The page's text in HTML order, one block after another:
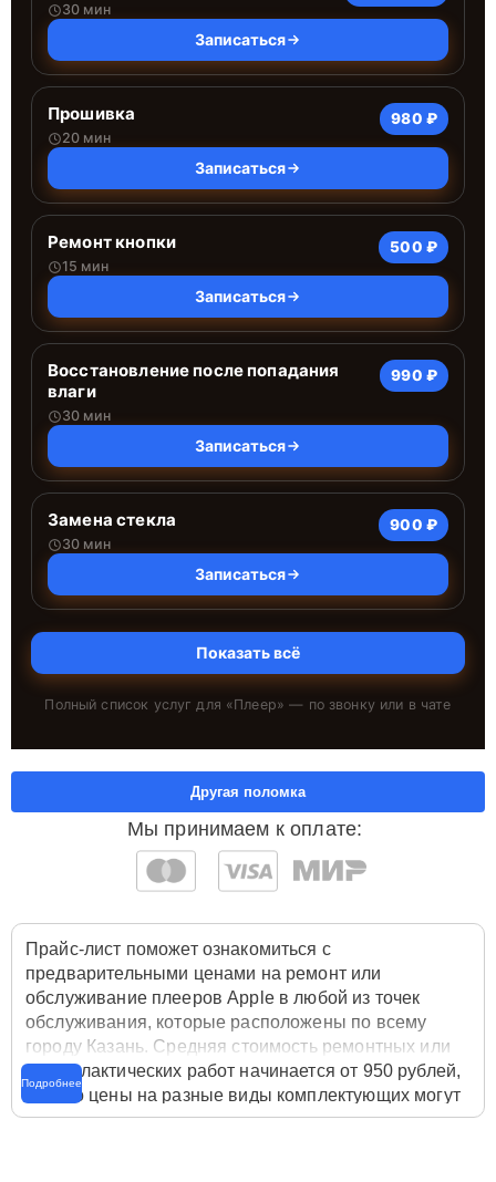
30 мин
Записаться
Прошивка
20 мин
980 ₽
Записаться
Ремонт кнопки
15 мин
500 ₽
Записаться
Восстановление после попадания
влаги
30 мин
990 ₽
Записаться
Замена стекла
30 мин
900 ₽
Записаться
Показать всё
Полный список услуг для «Плеер» — по звонку или в чате
Мы принимаем к оплате:
Другая поломка
Прайс-лист поможет ознакомиться с
предварительными ценами на ремонт или
обслуживание плееров Apple в любой из точек
обслуживания, которые расположены по всему
городу Казань. Средняя стоимость ремонтных или
профилактических работ начинается от 950 рублей,
однако цены на разные виды комплектующих могут
различаться. Полную стоимость работ с учётом
Подробнее